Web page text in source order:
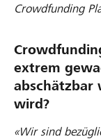
Crowdfunding
extrem
abschätzbar
wird?
«Wir sind